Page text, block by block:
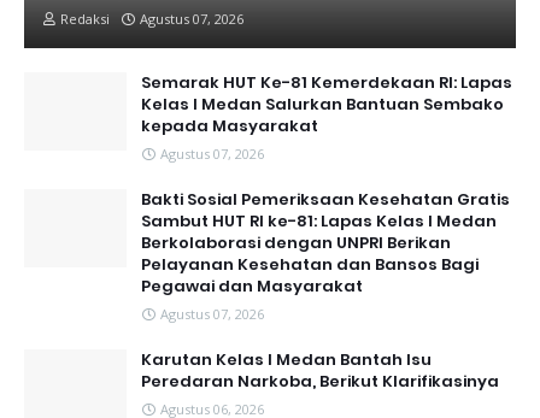
Redaksi Agustus 07, 2026
Semarak HUT Ke-81 Kemerdekaan RI: Lapas
Kelas I Medan Salurkan Bantuan Sembako
kepada Masyarakat
Agustus 07, 2026
Bakti Sosial Pemeriksaan Kesehatan Gratis
Sambut HUT RI ke-81: Lapas Kelas I Medan
Berkolaborasi dengan UNPRI Berikan
Pelayanan Kesehatan dan Bansos Bagi
Pegawai dan Masyarakat
Agustus 07, 2026
Karutan Kelas I Medan Bantah Isu
Peredaran Narkoba, Berikut Klarifikasinya
Agustus 06, 2026